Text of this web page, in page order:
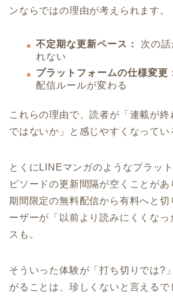
ンならではの理由が考えられます。
不定期な更新ペース：
次の
れない
プラットフォームの仕様変更
配信ルールが変わる
これらの理由で、読者が「連載が
ではないか」と感じやすくなってい
とくにLINEマンガのようなプラッ
ピソードの更新間隔が空くことがあ
期間限定の無料配信から有料へと切
ーザーが「以前より読みにくくなっ
スも。
そういった体験が「打ち切りでは?
がることは、珍しくないと言えるで